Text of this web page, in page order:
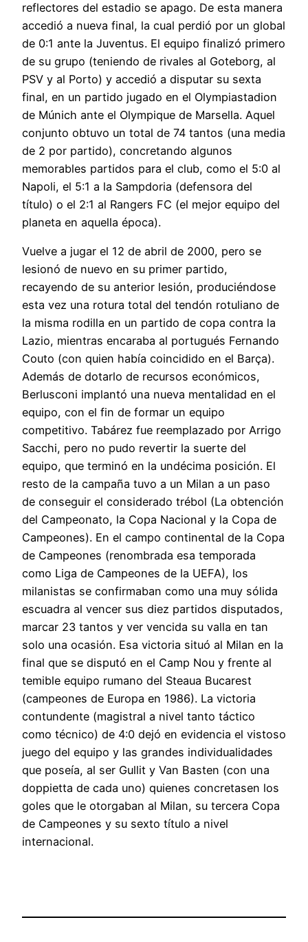
reflectores del estadio se apago. De esta manera
accedió a nueva final, la cual perdió por un global
de 0:1 ante la Juventus. El equipo finalizó primero
de su grupo (teniendo de rivales al Goteborg, al
PSV y al Porto) y accedió a disputar su sexta
final, en un partido jugado en el Olympiastadion
de Múnich ante el Olympique de Marsella. Aquel
conjunto obtuvo un total de 74 tantos (una media
de 2 por partido), concretando algunos
memorables partidos para el club, como el 5:0 al
Napoli, el 5:1 a la Sampdoria (defensora del
título) o el 2:1 al Rangers FC (el mejor equipo del
planeta en aquella época).
Vuelve a jugar el 12 de abril de 2000, pero se
lesionó de nuevo en su primer partido,
recayendo de su anterior lesión, produciéndose
esta vez una rotura total del tendón rotuliano de
la misma rodilla en un partido de copa contra la
Lazio, mientras encaraba al portugués Fernando
Couto (con quien había coincidido en el Barça).
Además de dotarlo de recursos económicos,
Berlusconi implantó una nueva mentalidad en el
equipo, con el fin de formar un equipo
competitivo. Tabárez fue reemplazado por Arrigo
Sacchi, pero no pudo revertir la suerte del
equipo, que terminó en la undécima posición. El
resto de la campaña tuvo a un Milan a un paso
de conseguir el considerado trébol (La obtención
del Campeonato, la Copa Nacional y la Copa de
Campeones). En el campo continental de la Copa
de Campeones (renombrada esa temporada
como Liga de Campeones de la UEFA), los
milanistas se confirmaban como una muy sólida
escuadra al vencer sus diez partidos disputados,
marcar 23 tantos y ver vencida su valla en tan
solo una ocasión. Esa victoria situó al Milan en la
final que se disputó en el Camp Nou y frente al
temible equipo rumano del Steaua Bucarest
(campeones de Europa en 1986). La victoria
contundente (magistral a nivel tanto táctico
como técnico) de 4:0 dejó en evidencia el vistoso
juego del equipo y las grandes individualidades
que poseía, al ser Gullit y Van Basten (con una
doppietta de cada uno) quienes concretasen los
goles que le otorgaban al Milan, su tercera Copa
de Campeones y su sexto título a nivel
internacional.